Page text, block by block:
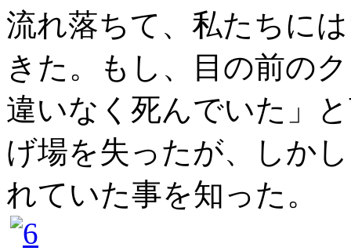
流れ落ちて、私たちに
きた。もし、目の前の
違いなく死んでいた」
げ場を失ったが、しか
れていた事を知った。